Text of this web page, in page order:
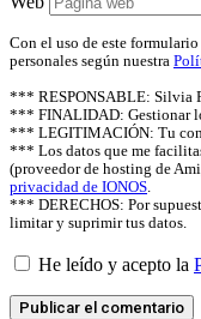
Con el uso de este
personales según nuestra
*** RESPONSABLE: Silvia
*** FINALIDAD: Gestionar
*** LEGITIMACIÓN: Tu
*** Los datos que me
(proveedor de hosting de
privacidad de IONOS
*** DERECHOS: Por
limitar y suprimir tus datos.
He leído y acepto la